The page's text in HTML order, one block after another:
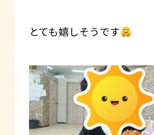
とても嬉しそうです